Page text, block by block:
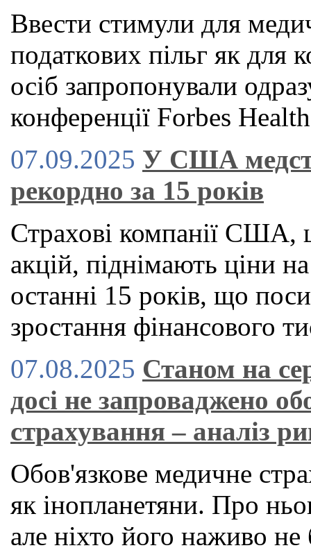
Ввести стимули для
податкових пільг як для
осіб запропонували
конференції Forbes
07.09.2025 У США
рекордно за 15 років
Страхові компанії США,
акцій, піднімають ціни
останні 15 років, що
зростання фінансового
07.08.2025 Станом на
досі не запроваджено
страхування – аналіз
Обов'язкове медичне
як інопланетяни. Про
але ніхто його наживо